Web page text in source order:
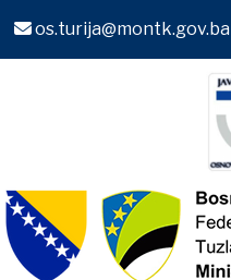
os.turija@montk.gov.ba